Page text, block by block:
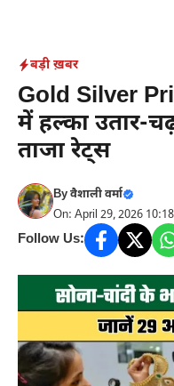
content
बड़ी ख़बर
Gold Silver
में हल्का उतार-
ताजा रेट्स
Byवैशाली वर्मा
On: April 29, 2026
Follow Us: